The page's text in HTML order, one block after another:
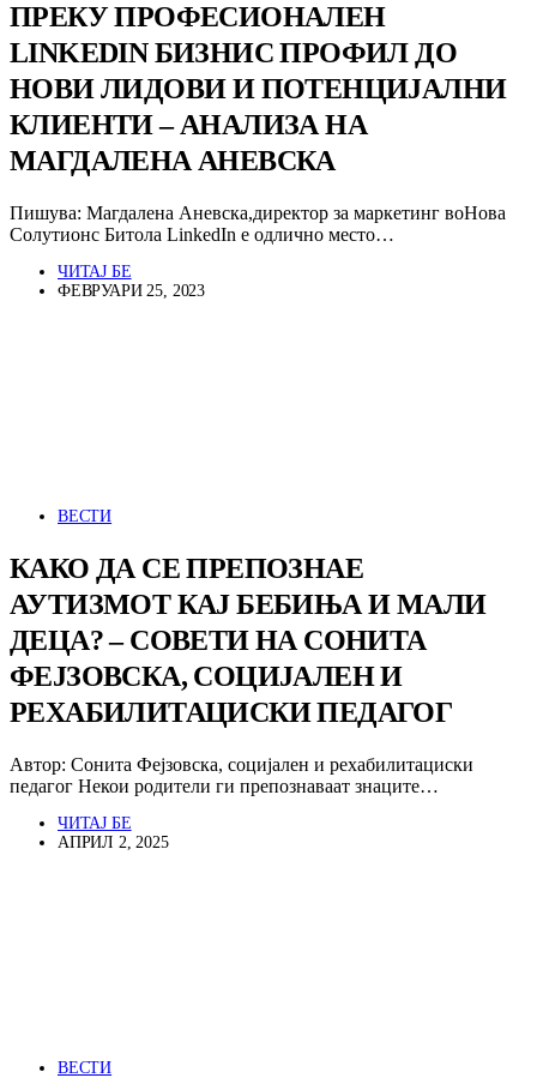
ПРЕКУ ПРОФЕСИОНАЛЕН
LINKEDIN БИЗНИС ПРОФИЛ ДО
НОВИ ЛИДОВИ И ПОТЕНЦИЈАЛНИ
КЛИЕНТИ – АНАЛИЗА НА
МАГДАЛЕНА АНЕВСКА
Пишува: Магдалена Аневска,директор за маркетинг воНова
Солутионс Битола LinkedIn е одлично место…
ЧИТАЈ БЕ
ФЕВРУАРИ 25, 2023
ВЕСТИ
КАКО ДА СЕ ПРЕПОЗНАЕ
АУТИЗМОТ КАЈ БЕБИЊА И МАЛИ
ДЕЦА? – СОВЕТИ НА СОНИТА
ФЕЈЗОВСКА, СОЦИЈАЛЕН И
РЕХАБИЛИТАЦИСКИ ПЕДАГОГ
Автор: Сонита Фејзовска, социјален и рехабилитациски
педагог Некои родители ги препознаваат знаците…
ЧИТАЈ БЕ
АПРИЛ 2, 2025
ВЕСТИ